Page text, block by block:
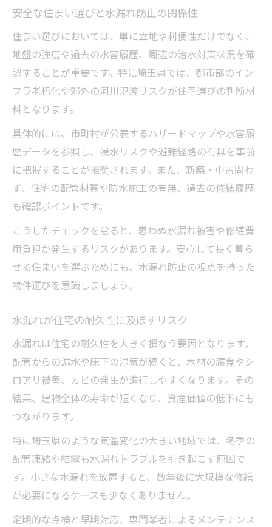
安全な住まい選びと水漏れ防止の関係性
住まい選びにおいては、単に立地や利便性だけでなく、
地盤の強度や過去の水害履歴、周辺の治水対策状況を確
認することが重要です。特に埼玉県では、都市部のイン
フラ老朽化や郊外の河川氾濫リスクが住宅選びの判断材
料となります。
具体的には、市町村が公表するハザードマップや水害履
歴データを参照し、浸水リスクや避難経路の有無を事前
に把握することが推奨されます。また、新築・中古問わ
ず、住宅の配管材質や防水施工の有無、過去の修繕履歴
も確認ポイントです。
こうしたチェックを怠ると、思わぬ水漏れ被害や修繕費
用負担が発生するリスクがあります。安心して長く暮ら
せる住まいを選ぶためにも、水漏れ防止の視点を持った
物件選びを意識しましょう。
水漏れが住宅の耐久性に及ぼすリスク
水漏れは住宅の耐久性を大きく損なう要因となります。
配管からの漏水や床下の湿気が続くと、木材の腐食やシ
ロアリ被害、カビの発生が進行しやすくなります。その
結果、建物全体の寿命が短くなり、資産価値の低下にも
つながります。
特に埼玉県のような気温変化の大きい地域では、冬季の
配管凍結や結露も水漏れトラブルを引き起こす原因で
す。小さな水漏れを放置すると、数年後に大規模な修繕
が必要になるケースも少なくありません。
定期的な点検と早期対応、専門業者によるメンテナンス